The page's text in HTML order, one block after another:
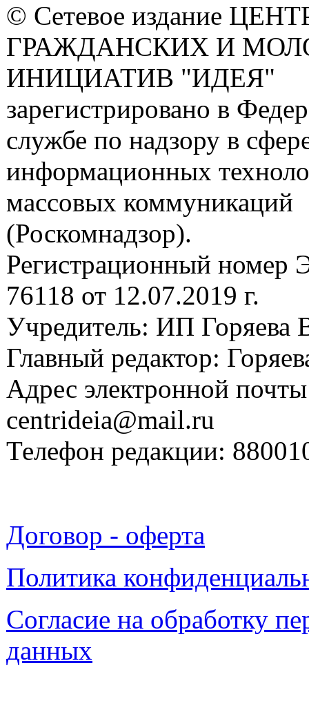
© Сетевое издание
ГРАЖДАНСКИХ И
ИНИЦИАТИВ "ИДЕЯ"
зарегистрировано в
службе по надзору в
информационных
массовых коммуникаций
(Роскомнадзор).
Регистрационный
76118 от 12.07.2019 г.
Учредитель: ИП Горяева
Главный редактор:
Адрес электронной
centrideia@mail.ru
Телефон редакции:
Договор - оферта
Политика
Согласие на обработку
данных